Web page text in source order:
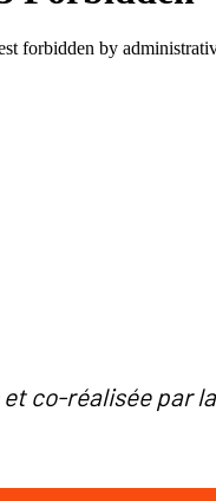
co-réalisée par